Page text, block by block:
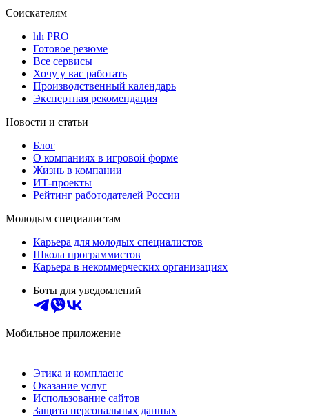
Соискателям
hh PRO
Готовое резюме
Все сервисы
Хочу у вас работать
Производственный календарь
Экспертная рекомендация
Новости и статьи
Блог
О компаниях в игровой форме
Жизнь в компании
ИТ-проекты
Рейтинг работодателей России
Молодым специалистам
Карьера для молодых специалистов
Школа программистов
Карьера в некоммерческих организациях
Боты для уведомлений
Мобильное приложение
Этика и комплаенс
Оказание услуг
Использование сайтов
Защита персональных данных